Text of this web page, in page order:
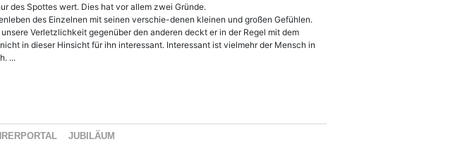
des Spottes wert. Dies hat vor allem zwei Gründe.
des Einzelnen mit seinen verschie-denen kleinen und großen Gefühlen.
Verletzlichkeit gegenüber den anderen deckt er in der Regel mit dem
in dieser Hinsicht für ihn interessant. Interessant ist vielmehr der Mensch in
...
JUBILÄUM